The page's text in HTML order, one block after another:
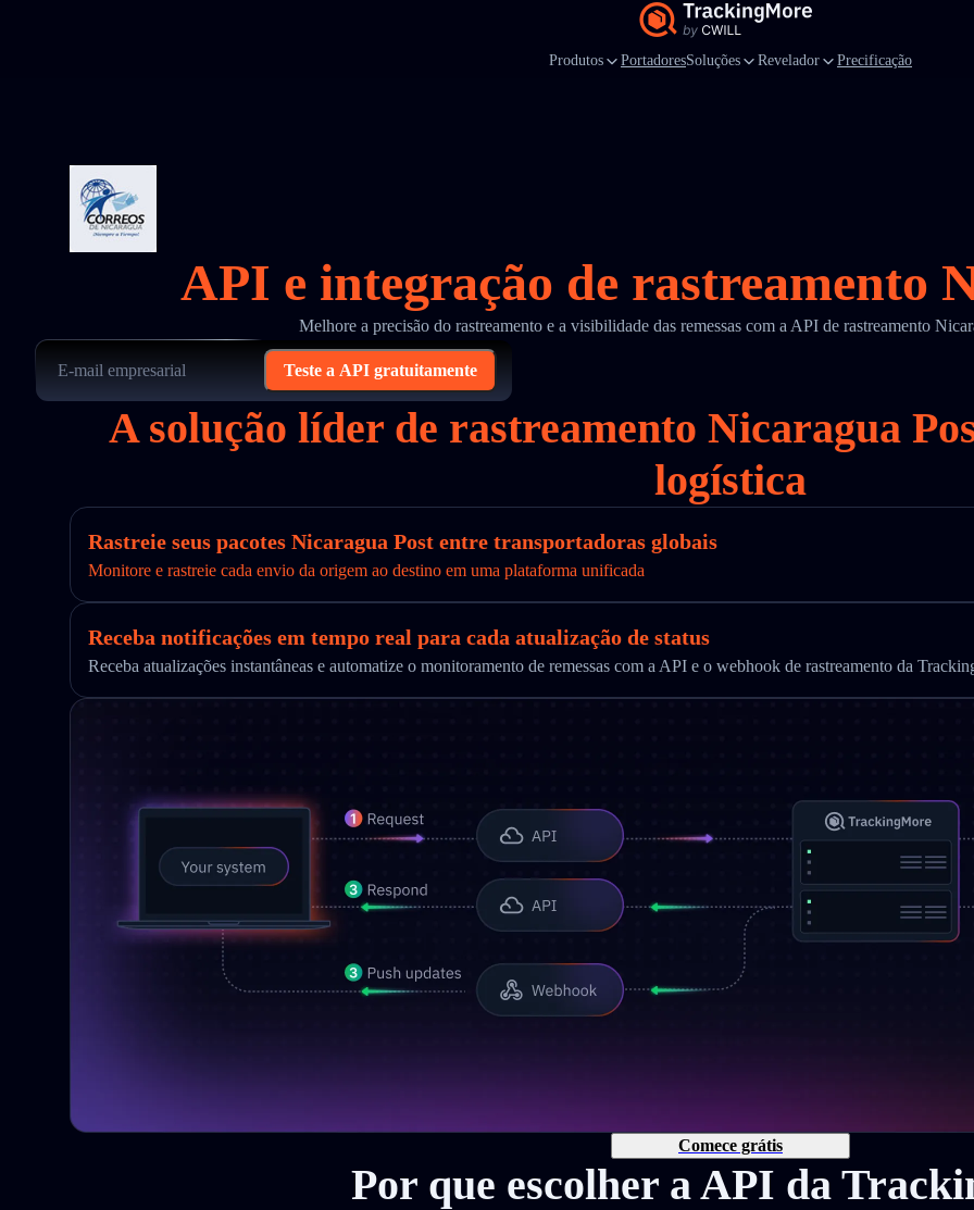
Produtos PortadoresSoluções Revelador Precificação
API e integração de rastreamento
Melhore a precisão do rastreamento e a visibilidade das remessas com a API de rastreamento
Teste a API gratuitamente
A solução líder de rastreamento Nicaragua
logística
Rastreie seus pacotes Nicaragua Post entre transportadoras globais
Monitore e rastreie cada envio da origem ao destino em uma plataforma unificada
Receba notificações em tempo real para cada atualização de status
Receba atualizações instantâneas e automatize o monitoramento de remessas com a API e o webhook de rastreamento da
Comece grátis
Por que escolher a API da